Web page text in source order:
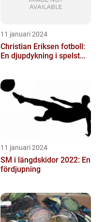
11 januari 2024
Christian Eriksen fotboll:
En djupdykning i spelst...
11 januari 2024
SM i längdskidor 2022: En
fördjupning